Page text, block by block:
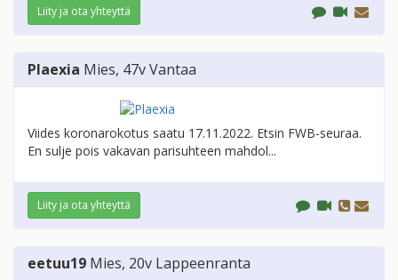
Liity ja ota yhteyttä
Plaexia Mies, 47vVantaa
Viides koronarokotus saatu 17.11.2022. Etsin FWB-seuraa.
En sulje pois vakavan parisuhteen mahdol...
Liity ja ota yhteyttä
eetuu19 Mies, 20v Lappeenranta